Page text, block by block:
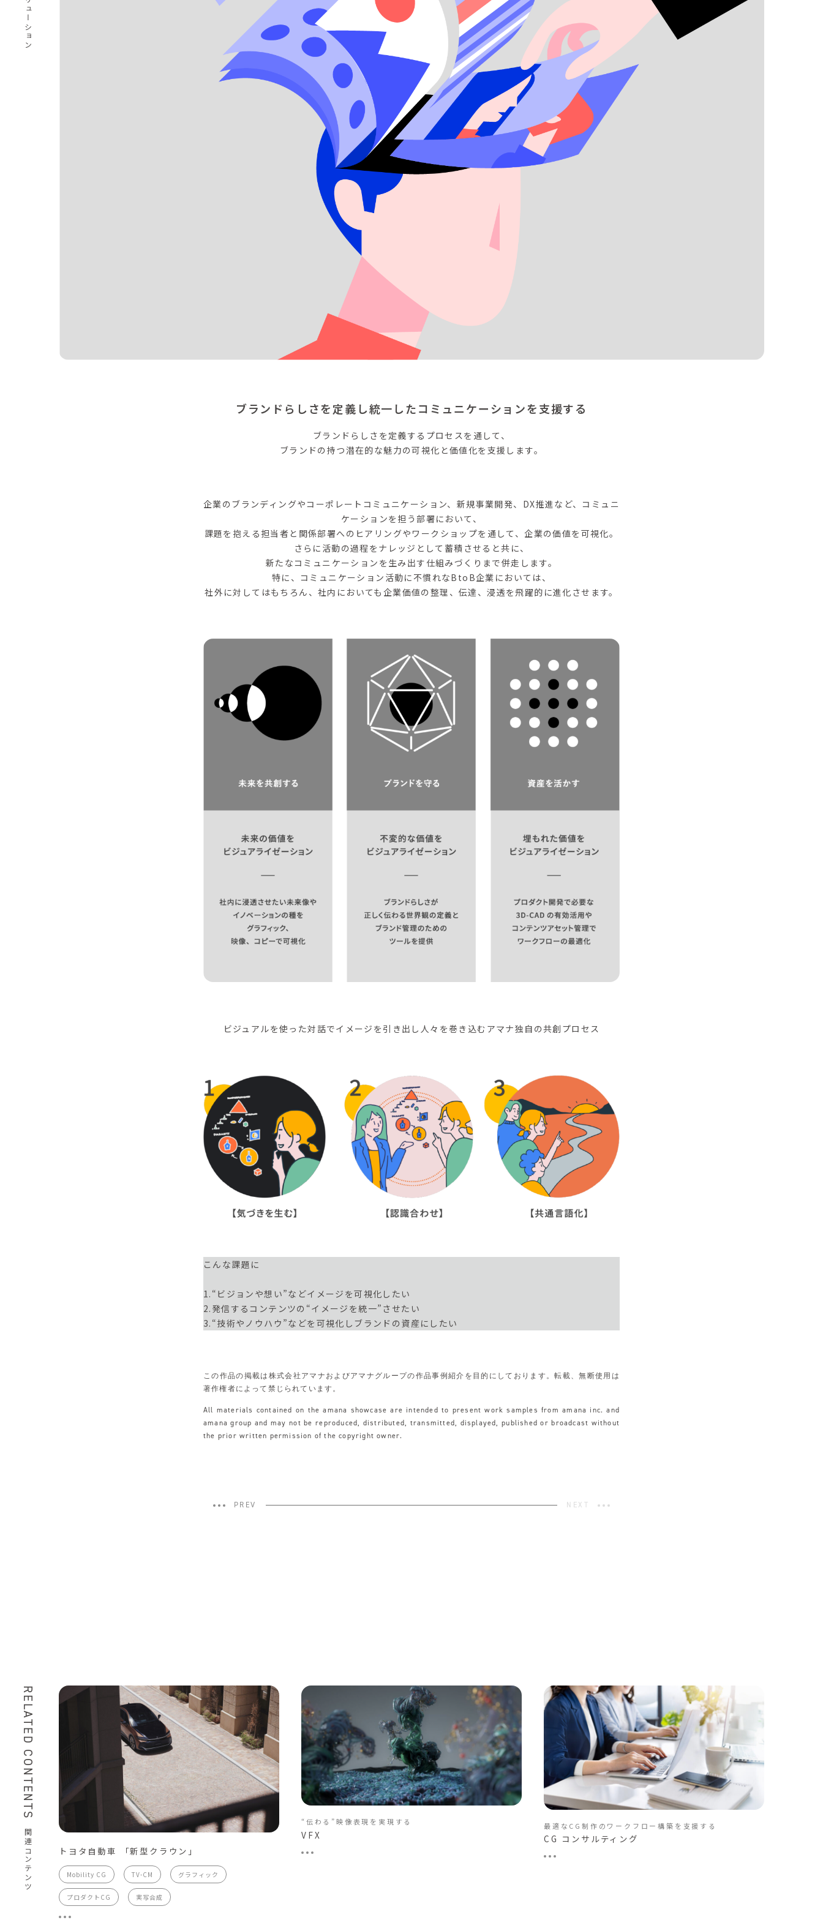
ブランドらしさを定義し統一したコミュニケーションを支援する
ブランドらしさを定義するプロセスを通して、
ブランドの持つ潜在的な魅力の可視化と価値化を支援します。
企業のブランディングやコーポレートコミュニケーション、新規事業開発、DX推進など、コミュニ
ケーションを担う部署において、
課題を抱える担当者と関係部署へのヒアリングやワークショップを通して、企業の価値を可視化。
さらに活動の過程をナレッジとして蓄積させると共に、
新たなコミュニケーションを生み出す仕組みづくりまで併走します。
特に、コミュニケーション活動に不慣れなBtoB企業においては、
社外に対してはもちろん、社内においても企業価値の整理、伝達、浸透を飛躍的に進化させます。
ビジュアルを使った対話でイメージを引き出し人々を巻き込むアマナ独自の共創プロセス
こんな課題に
1.“ビジョンや想い”などイメージを可視化したい
2.発信するコンテンツの“イメージを統一”させたい
3.“技術やノウハウ”などを可視化しブランドの資産にしたい
この作品の掲載は株式会社アマナおよびアマナグループの作品事例紹介を目的にしております。転載、無断使用は
著作権者によって禁じられています。
All materials contained on the amana showcase are intended to present work samples from amana inc. and
amana group and may not be reproduced, distributed, transmitted, displayed, published or broadcast without
the prior written permission of the copyright owner.
PREV NEXT
RELATED CONTENTS
関連コンテンツ トヨタ自動車 「新型クラウン」
Mobility CG TV-CM グラフィック
プロダクトCG 実写合成
“伝わる”映像表現を実現する
VFX
最適なCG制作のワークフロー構築を支援する
CG コンサルティング